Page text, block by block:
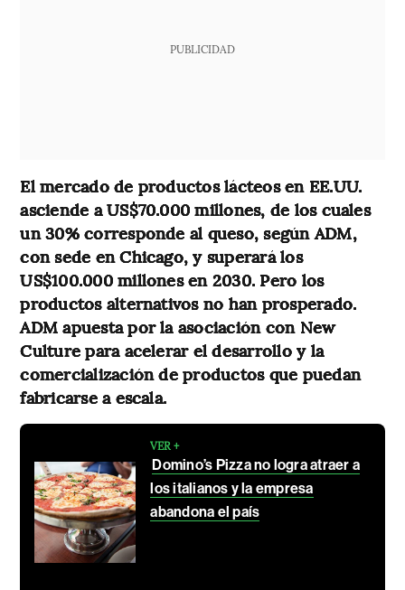
PUBLICIDAD
El mercado de productos lácteos en EE.UU.
asciende a US$70.000 millones, de los cuales
un 30% corresponde al queso, según ADM,
con sede en Chicago, y superará los
US$100.000 millones en 2030. Pero los
productos alternativos no han prosperado.
ADM apuesta por la asociación con New
Culture para acelerar el desarrollo y la
comercialización de productos que puedan
fabricarse a escala.
VER +
Domino’s Pizza no logra atraer a
los italianos y la empresa
abandona el país